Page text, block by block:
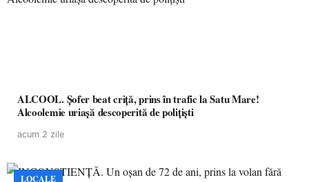
ALCOOL. Șofer beat criță, prins în trafic la Satu Mare!
Alcoolemie uriașă descoperită de polițiști
acum 2 zile
LOCALE